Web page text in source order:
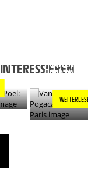
POGACAR
ÜBER PARIS